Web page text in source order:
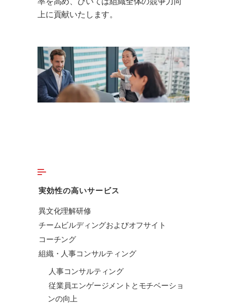
上に貢献いたします。
実効性の高いサービス
異文化理解研修
チームビルディングおよびオフサイト
コーチング
組織・人事コンサルティング
人事コンサルティング
従業員エンゲージメントとモチベーショ
ンの向上